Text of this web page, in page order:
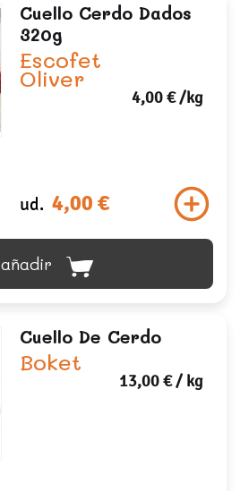
Cuello Cerdo Dados
320g
Escofet
Oliver
4,00 €/kg
ud. 4,00 €
añadir
Cuello De Cerdo
Boket
13,00 €/ kg